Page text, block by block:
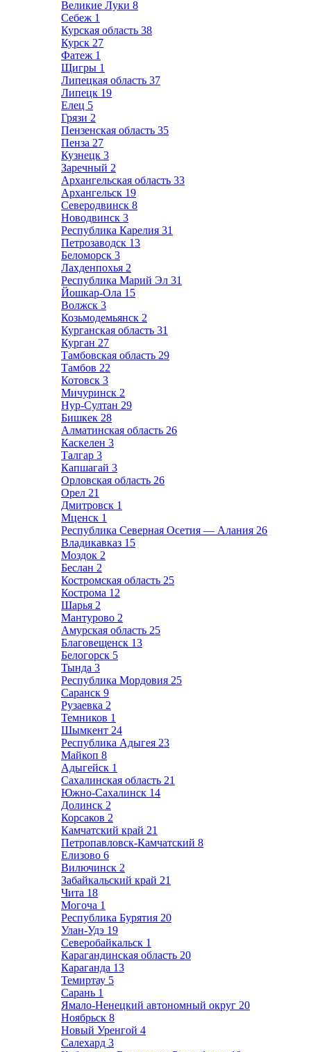
Великие Луки 8
Себеж 1
Курская область 38
Курск 27
Фатеж 1
Щигры 1
Липецкая область 37
Липецк 19
Елец 5
Грязи 2
Пензенская область 35
Пенза 27
Кузнецк 3
Заречный 2
Архангельская область 33
Архангельск 19
Северодвинск 8
Новодвинск 3
Республика Карелия 31
Петрозаводск 13
Беломорск 3
Лахденпохья 2
Республика Марий Эл 31
Йошкар-Ола 15
Волжск 3
Козьмодемьянск 2
Курганская область 31
Курган 27
Тамбовская область 29
Тамбов 22
Котовск 3
Мичуринск 2
Нур-Султан 29
Бишкек 28
Алматинская область 26
Каскелен 3
Талгар 3
Капшагай 3
Орловская область 26
Орел 21
Дмитровск 1
Мценск 1
Республика Северная Осетия — Алания 26
Владикавказ 15
Моздок 2
Беслан 2
Костромская область 25
Кострома 12
Шарья 2
Мантурово 2
Амурская область 25
Благовещенск 13
Белогорск 5
Тында 3
Республика Мордовия 25
Саранск 9
Рузаевка 2
Темников 1
Шымкент 24
Республика Адыгея 23
Майкоп 8
Адыгейск 1
Сахалинская область 21
Южно-Сахалинск 14
Долинск 2
Корсаков 2
Камчатский край 21
Петропавловск-Камчатский 8
Елизово 6
Вилючинск 2
Забайкальский край 21
Чита 18
Могоча 1
Республика Бурятия 20
Улан-Удэ 19
Северобайкальск 1
Карагандинская область 20
Караганда 13
Темиртау 5
Сарань 1
Ямало-Ненецкий автономный округ 20
Ноябрьск 8
Новый Уренгой 4
Салехард 3